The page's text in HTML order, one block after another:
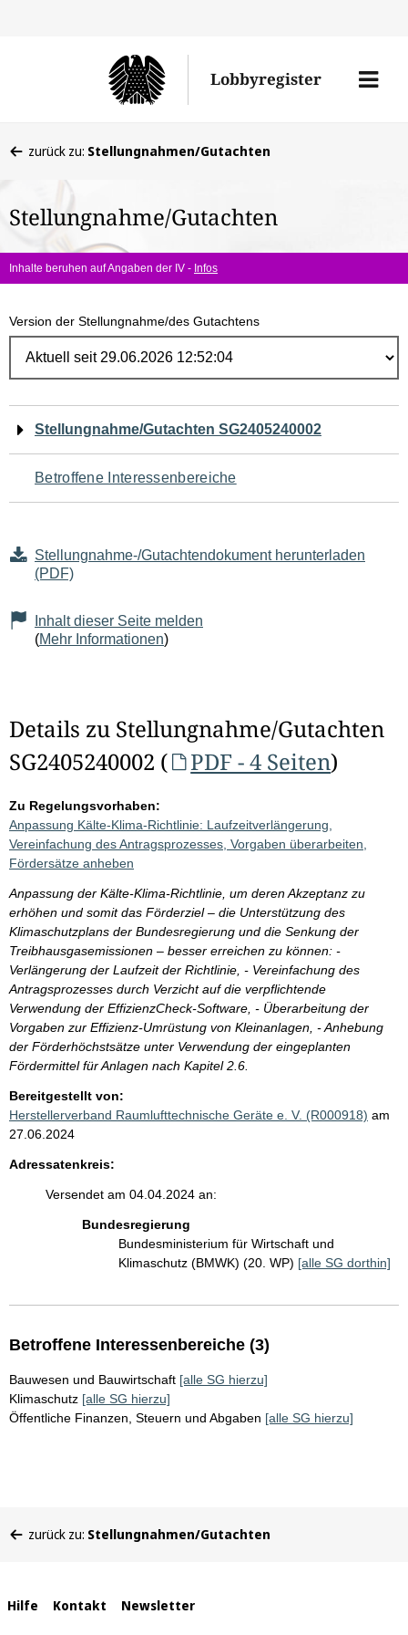
Lobbyregister
Menü
befinden
hier:
zurück zu: Stellungnahmen/Gutachten
Stellungnahme/Gutachten
Inhalte beruhen auf Angaben der IV - Infos
Version der Stellungnahme/des Gutachtens
Navigation
für
den
Seiteninhalt
Stellungnahme/Gutachten SG2405240002
Betroffene Interessenbereiche
Stellungnahme-/Gutachtendokument herunterladen
(PDF)
Inhalt dieser Seite melden
(Mehr Informationen)
Details zu Stellungnahme/Gutachten
SG2405240002 (
PDF - 4 Seiten)
Zu Regelungsvorhaben:
Anpassung Kälte-Klima-Richtlinie: Laufzeitverlängerung,
Vereinfachung des Antragsprozesses, Vorgaben überarbeiten,
Fördersätze anheben
Anpassung der Kälte-Klima-Richtlinie, um deren Akzeptanz zu
erhöhen und somit das Förderziel – die Unterstützung des
Klimaschutzplans der Bundesregierung und die Senkung der
Treibhausgasemissionen – besser erreichen zu können: -
Verlängerung der Laufzeit der Richtlinie, - Vereinfachung des
Antragsprozesses durch Verzicht auf die verpflichtende
Verwendung der EffizienzCheck-Software, - Überarbeitung der
Vorgaben zur Effizienz-Umrüstung von Kleinanlagen, - Anhebung
der Förderhöchstsätze unter Verwendung der eingeplanten
Fördermittel für Anlagen nach Kapitel 2.6.
Bereitgestellt von:
Herstellerverband Raumlufttechnische Geräte e. V. (R000918) am
27.06.2024
Adressatenkreis:
Versendet am 04.04.2024 an:
Bundesregierung
Bundesministerium für Wirtschaft und
Klimaschutz (BMWK) (20. WP) [alle SG dorthin]
Betroffene Interessenbereiche (3)
Bauwesen und Bauwirtschaft [alle SG hierzu]
Klimaschutz [alle SG hierzu]
Öffentliche Finanzen, Steuern und Abgaben [alle SG hierzu]
befinden
zurück zu: Stellungnahmen/Gutachten
Interne
Hilfe Kontakt Newsletter